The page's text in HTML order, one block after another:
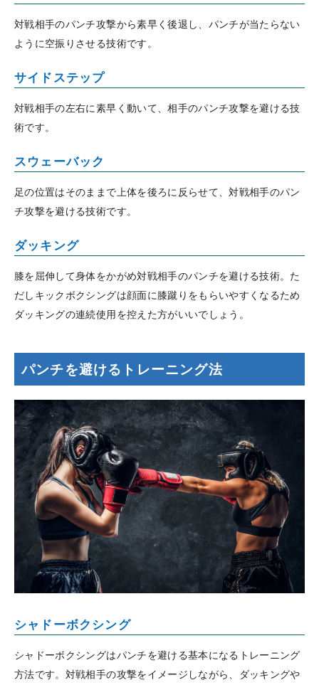
対戦相手のパンチ攻撃から素早く後退し、パンチが当たらない
ように空振りさせる技術です。
サイドステップ
対戦相手の左右に素早く動いて、相手のパンチ攻撃を避ける技
術です。
スウェーバック
足の位置はそのままで上体を後ろに反らせて、対戦相手のパン
チ攻撃を避ける技術です。
ダッキング
膝を屈伸して身体をかがめ対戦相手のパンチを避ける技術。た
だしキックボクシングは顔面に膝蹴りをもらいやすくなるため
ダッキングの連続使用を控えた方がいいでしょう。
パンチを避けるトレーニング法
シャドーボクシング
シャドーボクシングはパンチを避ける基本になるトレーニング
方法です。対戦相手の攻撃をイメージしながら、ダッキングや